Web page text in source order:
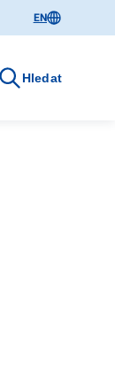
EN
Hledat